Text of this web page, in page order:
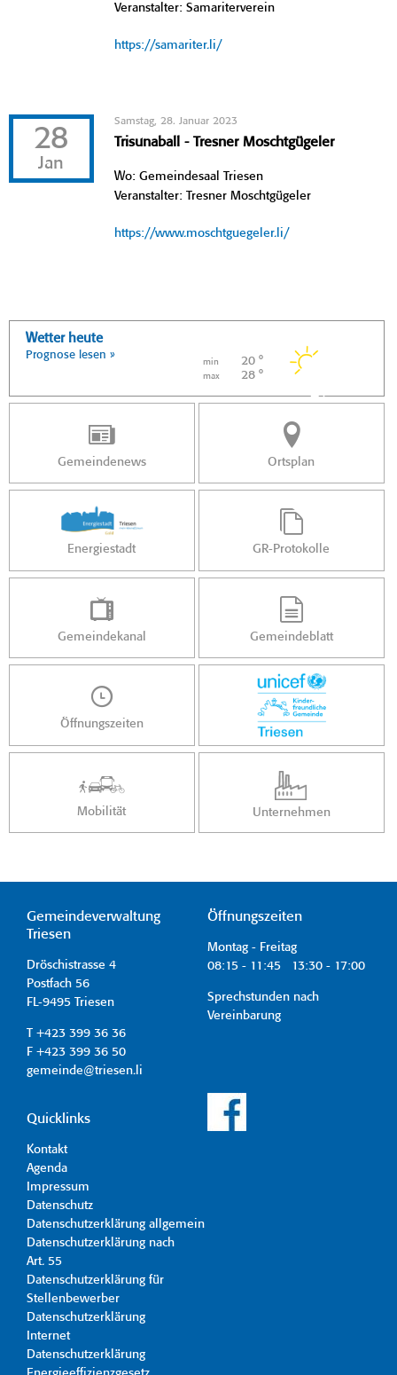
Veranstalter: Samariterverein
https://samariter.li/
28
Jan
Samstag, 28. Januar 2023
Trisunaball - Tresner Moschtgügeler
Wo: Gemeindesaal Triesen
Veranstalter: Tresner Moschtgügeler
https://www.moschtguegeler.li/
Wetter heute
Prognose lesen »
min 20 °
max 28 °
Gemeindenews Ortsplan
Energiestadt GR-Protokolle
Gemeindekanal Gemeindeblatt
Öffnungszeiten
Mobilität Unternehmen
Gemeindeverwaltung
Triesen
Dröschistrasse 4
Postfach 56
FL-9495 Triesen
T +423 399 36 36
F +423 399 36 50
gemeinde@triesen.li
Öffnungszeiten
Montag - Freitag
08:15 - 11:45 13:30 - 17:00
Sprechstunden nach
Vereinbarung
Quicklinks
Kontakt
Agenda
Impressum
Datenschutz
Datenschutzerklärung allgemein
Datenschutzerklärung nach
Art. 55
Datenschutzerklärung für
Stellenbewerber
Datenschutzerklärung
Internet
Datenschutzerklärung